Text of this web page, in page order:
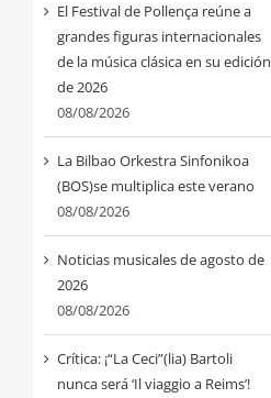
El Festival de Pollença reúne a
grandes figuras internacionales
de la música clásica en su edición
de 2026
08/08/2026
La Bilbao Orkestra Sinfonikoa
(BOS)se multiplica este verano
08/08/2026
Noticias musicales de agosto de
2026
08/08/2026
Crítica: ¡“La Ceci”(lia) Bartoli
nunca será ‘Il viaggio a Reims’!